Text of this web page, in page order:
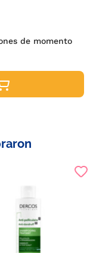
de momento